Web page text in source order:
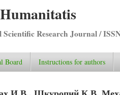
Research Journal /
Board Instructions for authors